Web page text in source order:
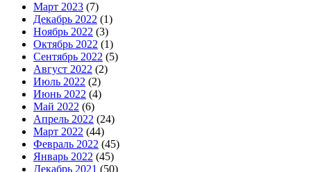
Март 2023 (7)
Декабрь 2022 (1)
Ноябрь 2022 (3)
Октябрь 2022 (1)
Сентябрь 2022 (5)
Август 2022 (2)
Июль 2022 (2)
Июнь 2022 (4)
Май 2022 (6)
Апрель 2022 (24)
Март 2022 (44)
Февраль 2022 (45)
Январь 2022 (45)
Декабрь 2021 (50)